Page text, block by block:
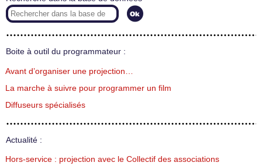
Boite à outil du programmateur :
Avant d’organiser une projection…
La marche à suivre pour programmer un film
Diffuseurs spécialisés
Actualité :
Hors-service : projection avec le Collectif des associations